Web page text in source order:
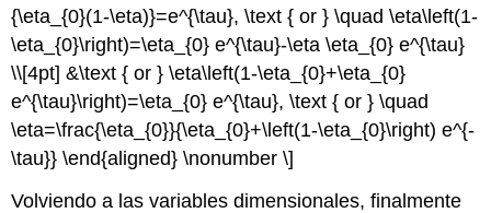
{\eta_{0}(1-\eta)}=e^{\tau}, \text { or } \quad \eta\left(1-
\eta_{0}\right)=\eta_{0} e^{\tau}-\eta \eta_{0} e^{\tau}
\\[4pt] &\text { or } \eta\left(1-\eta_{0}+\eta_{0}
e^{\tau}\right)=\eta_{0} e^{\tau}, \text { or } \quad
\eta=\frac{\eta_{0}}{\eta_{0}+\left(1-\eta_{0}\right) e^{-
\tau}} \end{aligned} \nonumber \]
Volviendo a las variables dimensionales, finalmente